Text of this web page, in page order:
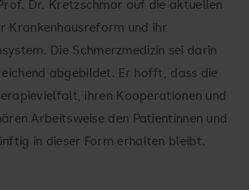
Dr. Kretzschmar auf die aktuellen
Krankenhausreform und ihr
Die Schmerzmedizin sei darin
abgebildet. Er hofft, dass die
ihren Kooperationen und
Arbeitsweise den Patientinnen und
in dieser Form erhalten bleibt.